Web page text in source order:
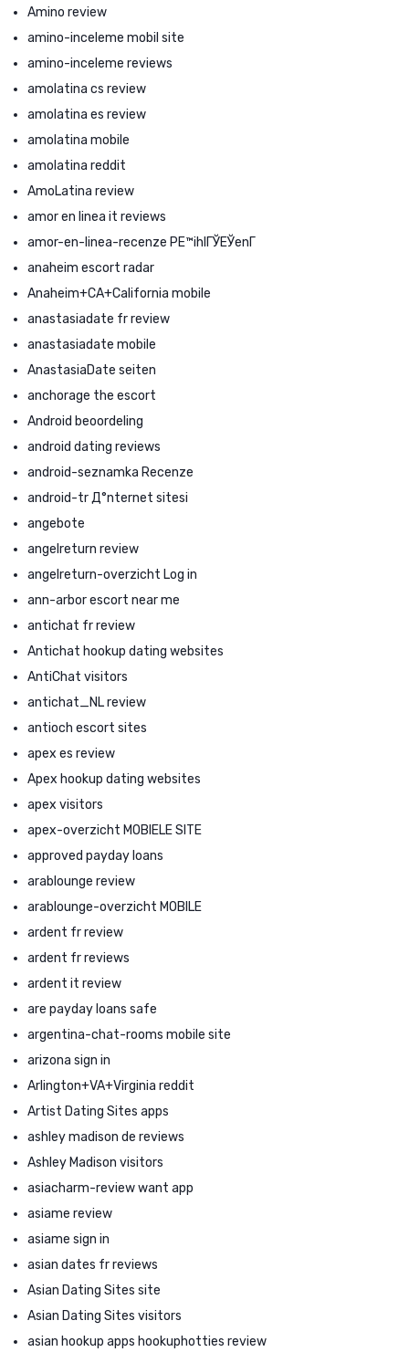
Amino review
amino-inceleme mobil site
amino-inceleme reviews
amolatina cs review
amolatina es review
amolatina mobile
amolatina reddit
AmoLatina review
amor en linea it reviews
amor-en-linea-recenze PЕ™ihlГЎЕЎenГ­
anaheim escort radar
Anaheim+CA+California mobile
anastasiadate fr review
anastasiadate mobile
AnastasiaDate seiten
anchorage the escort
Android beoordeling
android dating reviews
android-seznamka Recenze
android-tr Д°nternet sitesi
angebote
angelreturn review
angelreturn-overzicht Log in
ann-arbor escort near me
antichat fr review
Antichat hookup dating websites
AntiChat visitors
antichat_NL review
antioch escort sites
apex es review
Apex hookup dating websites
apex visitors
apex-overzicht MOBIELE SITE
approved payday loans
arablounge review
arablounge-overzicht MOBILE
ardent fr review
ardent fr reviews
ardent it review
are payday loans safe
argentina-chat-rooms mobile site
arizona sign in
Arlington+VA+Virginia reddit
Artist Dating Sites apps
ashley madison de reviews
Ashley Madison visitors
asiacharm-review want app
asiame review
asiame sign in
asian dates fr reviews
Asian Dating Sites site
Asian Dating Sites visitors
asian hookup apps hookuphotties review